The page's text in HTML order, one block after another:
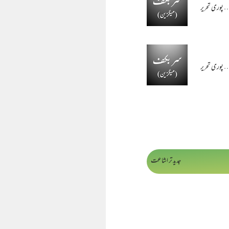
پوری تحریر
پوری تحریر
جدید تر اشاعت